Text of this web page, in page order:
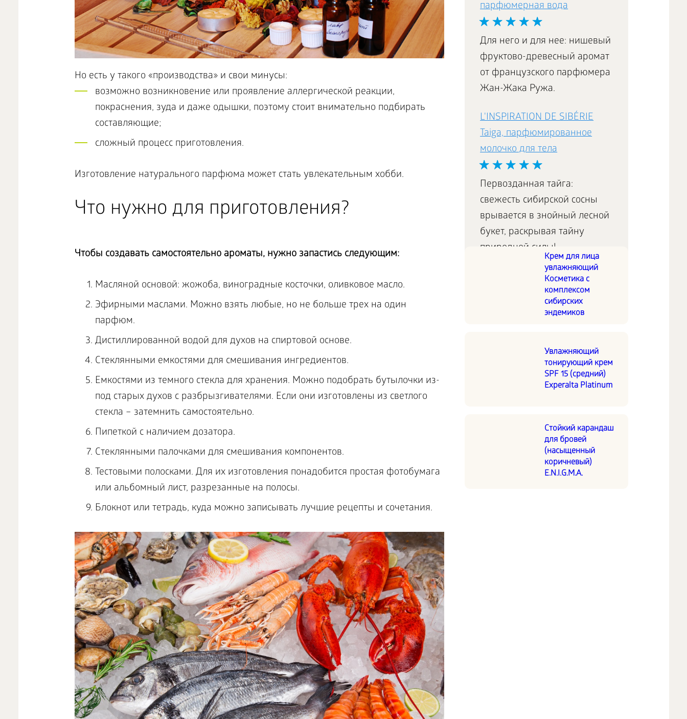
парфюмерная вода
Для него и для нее: нишевый
фруктово-древесный аромат
от французского парфюмера
Жан-Жака Ружа.
L'INSPIRATION DE SIBÉRIE
Taiga, парфюмированное
молочко для тела
Первозданная тайга:
свежесть сибирской сосны
врывается в знойный лесной
букет, раскрывая тайну
природной силы!
Но есть у такого «производства» и свои минусы:
возможно возникновение или проявление аллергической реакции,
покраснения, зуда и даже одышки, поэтому стоит внимательно подбирать
составляющие;
сложный процесс приготовления.
Изготовление натурального парфюма может стать увлекательным хобби.
Что нужно для приготовления?
Крем для лица
увлажняющий
Косметика с
комплексом
сибирских
эндемиков
Увлажняющий
тонирующий крем
SPF 15 (средний)
Experalta Platinum
Стойкий карандаш
для бровей
(насыщенный
коричневый)
E.N.I.G.M.A.
Чтобы создавать самостоятельно ароматы, нужно запастись следующим:
Масляной основой: жожоба, виноградные косточки, оливковое масло.
Эфирными маслами. Можно взять любые, но не больше трех на один
парфюм.
Дистиллированной водой для духов на спиртовой основе.
Стеклянными емкостями для смешивания ингредиентов.
Емкостями из темного стекла для хранения. Можно подобрать бутылочки из-
под старых духов с разбрызгивателями. Если они изготовлены из светлого
стекла – затемнить самостоятельно.
Пипеткой с наличием дозатора.
Стеклянными палочками для смешивания компонентов.
Тестовыми полосками. Для их изготовления понадобится простая фотобумага
или альбомный лист, разрезанные на полосы.
Блокнот или тетрадь, куда можно записывать лучшие рецепты и сочетания.